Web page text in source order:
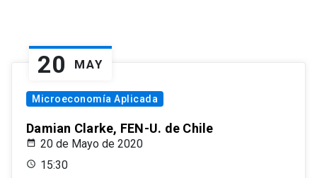
20 MAY
Microeconomía Aplicada
Damian Clarke, FEN-U. de Chile
20 de Mayo de 2020
15:30